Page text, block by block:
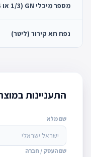
מספר מיכלי GN (1/3 או 1/6 או 1/9) (יחידות)
נפח תא קירור (ליטר)
התעניינות
שם מלא
שם העסק / חברה